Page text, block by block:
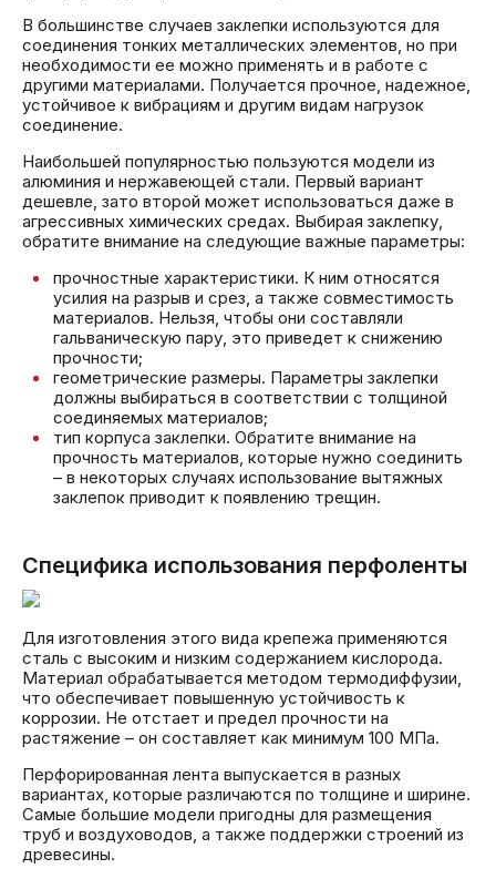
В большинстве случаев заклепки используются для
соединения тонких металлических элементов, но при
необходимости ее можно применять и в работе с
другими материалами. Получается прочное, надежное,
устойчивое к вибрациям и другим видам нагрузок
соединение.
Наибольшей популярностью пользуются модели из
алюминия и нержавеющей стали. Первый вариант
дешевле, зато второй может использоваться даже в
агрессивных химических средах. Выбирая заклепку,
обратите внимание на следующие важные параметры:
прочностные характеристики. К ним относятся
усилия на разрыв и срез, а также совместимость
материалов. Нельзя, чтобы они составляли
гальваническую пару, это приведет к снижению
прочности;
геометрические размеры. Параметры заклепки
должны выбираться в соответствии с толщиной
соединяемых материалов;
тип корпуса заклепки. Обратите внимание на
прочность материалов, которые нужно соединить
– в некоторых случаях использование вытяжных
заклепок приводит к появлению трещин.
Специфика использования перфоленты
Для изготовления этого вида крепежа применяются
сталь с высоким и низким содержанием кислорода.
Материал обрабатывается методом термодиффузии,
что обеспечивает повышенную устойчивость к
коррозии. Не отстает и предел прочности на
растяжение – он составляет как минимум 100 МПа.
Перфорированная лента выпускается в разных
вариантах, которые различаются по толщине и ширине.
Самые большие модели пригодны для размещения
труб и воздуховодов, а также поддержки строений из
древесины.